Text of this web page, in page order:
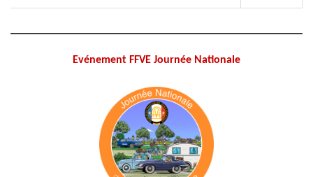
Evénement FFVE Journée Nationale